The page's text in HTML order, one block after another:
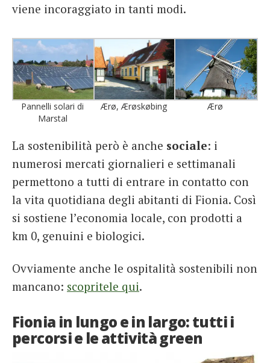
viene incoraggiato in tanti modi.
Pannelli solari di
Marstal
Ærø, Ærøskøbing Ærø
La sostenibilità però è anche sociale: i
numerosi mercati giornalieri e settimanali
permettono a tutti di entrare in contatto con
la vita quotidiana degli abitanti di Fionia. Così
si sostiene l’economia locale, con prodotti a
km 0, genuini e biologici.
Ovviamente anche le ospitalità sostenibili non
mancano: scopritele qui.
Fionia in lungo e in largo: tutti i
percorsi e le attività green